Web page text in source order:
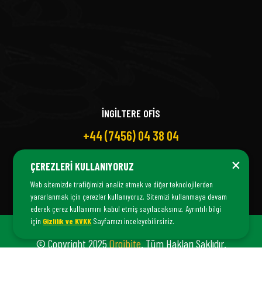
İNGİLTERE OFİS
+44 (7456) 04 38 04
© Copyright 2025Orgibite. Tüm Hakları Saklıdır.
×
ÇEREZLERI KULLANIYORUZ
Web sitemizde trafiğimizi analiz etmek ve diğer teknolojilerden
yararlanmak için çerezler kullanıyoruz. Sitemizi kullanmaya devam
ederek çerez kullanımını kabul etmiş sayılacaksınız. Ayrıntılı bilgi
için Gizlilik ve KVKK Sayfamızı inceleyebilirsiniz.